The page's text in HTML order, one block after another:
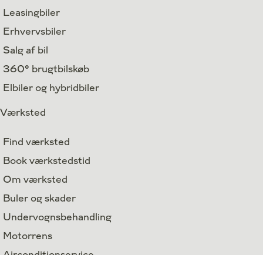
Leasingbiler
Erhvervsbiler
Salg af bil
360° brugtbilskøb
Elbiler og hybridbiler
Værksted
Find værksted
Book værkstedstid
Om værksted
Buler og skader
Undervognsbehandling
Motorrens